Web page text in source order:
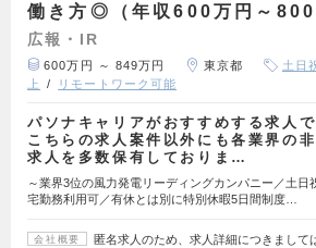
働き方◎（年収600万円～800
広報・IR
600万円 ～ 849万円 東京都 土日
上
リモートワーク可能
パソナキャリアがおすすめする求人で
こちらの求人案件以外にも各業界の非
求人を多数保有しておりま…
～業界3位の風力発電リーディングカンパニー／土日
宅勤務利用可／有休とは別に特別休暇5日間制度…
会社概要
匿名求人のため、求人詳細につきまして